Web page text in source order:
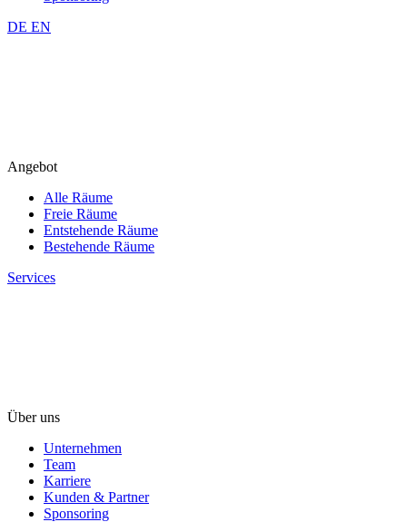
DE EN
Angebot
Alle Räume
Freie Räume
Entstehende Räume
Bestehende Räume
Services
Über uns
Unternehmen
Team
Karriere
Kunden & Partner
Sponsoring